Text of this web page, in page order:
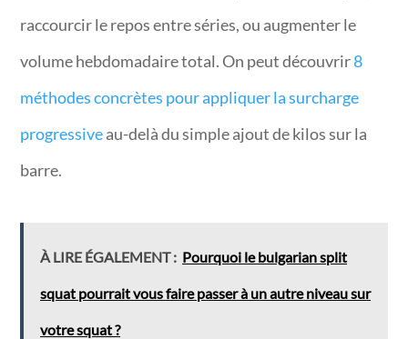
raccourcir le repos entre séries, ou augmenter le
volume hebdomadaire total. On peut découvrir8
méthodes concrètes pour appliquer la surcharge
progressiveau-delà du simple ajout de kilos sur la
barre.
À LIRE ÉGALEMENT : Pourquoi le bulgarian split
squat pourrait vous faire passer à un autre niveau sur
votre squat ?